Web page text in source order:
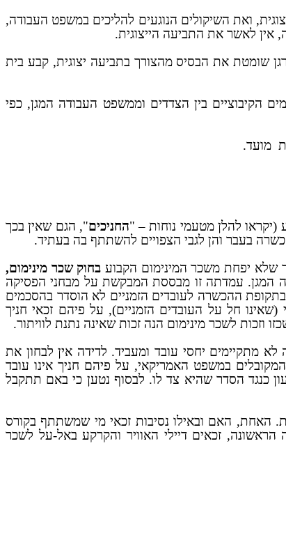
ואת השיקולים הנוגעים להליכים במשפט העבודה,
אין לאשר את התביעה הייצוגית.
שומטת את הבסיס מהצורך בתביעה יצוגית, קבע בית
הקיבוציים בין הצדדים וממשפט העבודה המגן, כפי
מועד.
להלן מטעמי נוחות – "החניכים", הגם שאין בכך
בעבר והן לגבי הצפויים להשתתף בה בעתיד.
שלא יפחת משכר המינימום הקבועבחוק שכר מינימום,
המגן. עמדתה זו מבססת המבקשת על מבחני הפסיקה
ההכשרה לעובדים הזמניים לא הוסדר בהסכמים
חל על העובדים הזמניים), על פיהם זכאי חניך
לשכר מינימום הנה זכות שאינה נתנת לוויתור.
מתקיימים יחסי עובד ומעביד. לדידה אין לבחון את
במשפט האמריקאי, על פיהם חניך אינו עובד
כנגד הסדר שהיא צד לו. לבסוף נטען כי באם תתקבל
האחת, האם ובאילו נסיבות זכאי מי שמשתתף בקורס
זכאים דיילי האוויר והקרקע באל-על לשכר